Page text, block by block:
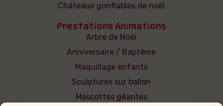
Châteaux gonflables de noël
Prestations Animations
Arbre de Noël
Anniversaire / Baptême
Maquillage enfants
Sculptures sur ballon
Mascottes géantes